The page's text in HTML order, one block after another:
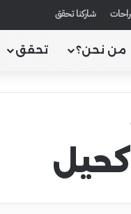
شاركنا تحقق
من نحن؟ تحقق